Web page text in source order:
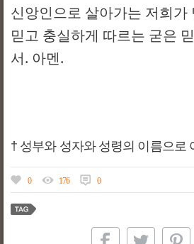
신앙인으로 살아가는 저희가
믿고 충실하게 따르는 굳은
서. 아멘.
† 성부와 성자와 성령의 이름으로
0 176 0